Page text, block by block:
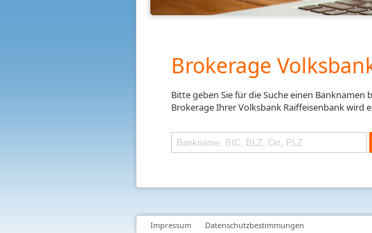
Brokerage
Bitte geben Sie für die Suche einen Banknamen
Brokerage Ihrer Volksbank Raiffeisenbank wird
Impressum Datenschutzbestimmungen